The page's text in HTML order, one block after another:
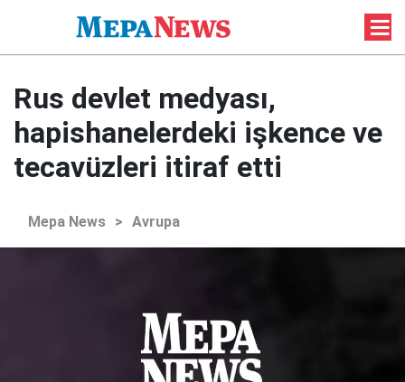
Rus devlet medyası,
hapishanelerdeki işkence ve
tecavüzleri itiraf etti
Mepa News > Avrupa